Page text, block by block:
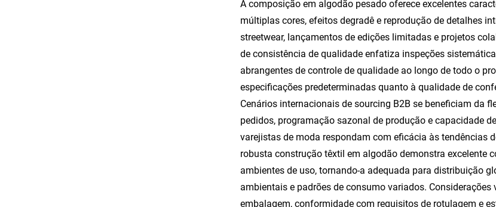
A composição em algodão pesado oferece excelentes
múltiplas cores, efeitos degradê e reprodução de detalhes
streetwear, lançamentos de edições limitadas e projetos
de consistência de qualidade enfatiza inspeções
abrangentes de controle de qualidade ao longo de todo o
especificações predeterminadas quanto à qualidade de
Cenários internacionais de sourcing B2B se beneficiam da
pedidos, programação sazonal de produção e capacidade
varejistas de moda respondam com eficácia às tendências
robusta construção têxtil em algodão demonstra excelente
ambientes de uso, tornando-a adequada para distribuição
ambientais e padrões de consumo variados.
embalagem, conformidade com requisitos de rotulagem e